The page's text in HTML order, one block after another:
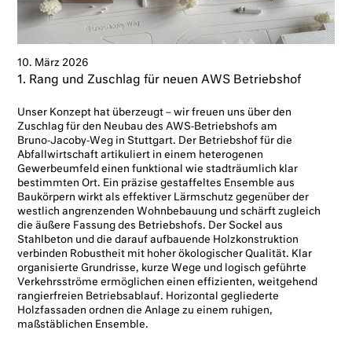
10. März 2026
1. Rang und Zuschlag für neuen AWS Betriebshof
Unser Konzept hat überzeugt – wir freuen uns über den
Zuschlag für den Neubau des AWS‑Betriebshofs am
Bruno‑Jacoby‑Weg in Stuttgart. Der Betriebshof für die
Abfallwirtschaft artikuliert in einem heterogenen
Gewerbeumfeld einen funktional wie stadträumlich klar
bestimmten Ort. Ein präzise gestaffeltes Ensemble aus
Baukörpern wirkt als effektiver Lärmschutz gegenüber der
westlich angrenzenden Wohnbebauung und schärft zugleich
die äußere Fassung des Betriebshofs. Der Sockel aus
Stahlbeton und die darauf aufbauende Holzkonstruktion
verbinden Robustheit mit hoher ökologischer Qualität. Klar
organisierte Grundrisse, kurze Wege und logisch geführte
Verkehrsströme ermöglichen einen effizienten, weitgehend
rangierfreien Betriebsablauf. Horizontal gegliederte
Holzfassaden ordnen die Anlage zu einem ruhigen,
maßstäblichen Ensemble.